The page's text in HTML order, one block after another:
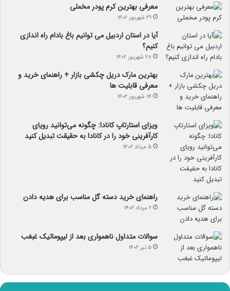
معرفی بهترین کرم پودر مخملی
۲۹ شهریور ۱۴۰۲
آیا در استان اردبیل می توانیم باغ بادام راه اندازی
کنیم؟
۲۸ شهریور ۱۴۰۲
بهترین مارک دریل چکشی بازار + راهنمای خرید و
معرفی قابلیت ها
۱۴ شهریور ۱۴۰۲
ویزای استارتاپ کانادا: چگونه می‌توانید رویای
کارآفرینی خود را در کانادا به حقیقت تبدیل کنید
۵ مرداد ۱۴۰۲
راهنمای خرید دسته گل مناسب برای هدیه دادن
۲ مرداد ۱۴۰۲
سوالات متداول ناهمواری بعد از لیپوماتیک غبغب
۵ تیر ۱۴۰۲